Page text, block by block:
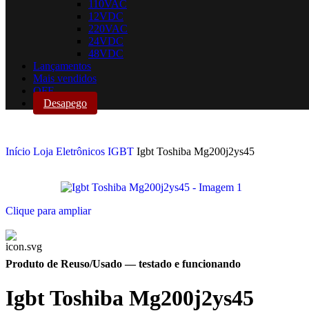
110VAC
12VDC
220VAC
24VDC
48VDC
Lançamentos
Mais vendidos
OFF
Desapego
Início Loja Eletrônicos IGBT Igbt Toshiba Mg200j2ys45
Clique para ampliar
Produto de Reuso/Usado— testado e funcionando
Igbt Toshiba Mg200j2ys45